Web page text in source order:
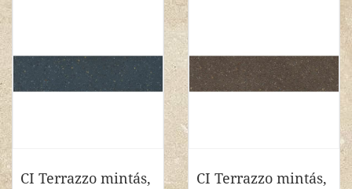
CI Terrazzo mintás,
CI Terrazzo mintás,